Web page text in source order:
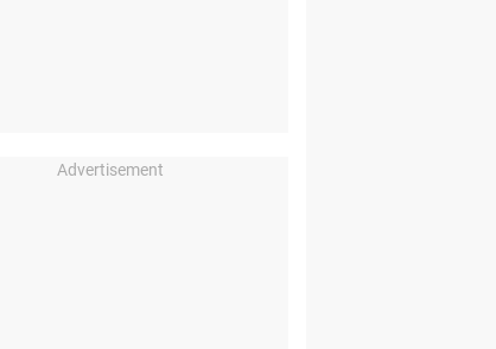
Advertisement